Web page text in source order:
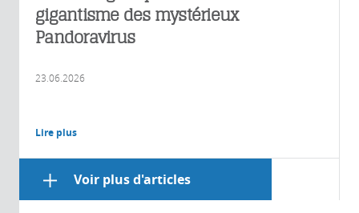
gigantisme des mystérieux
Pandoravirus
23.06.2026
Lire plus
Voir plus d'articles